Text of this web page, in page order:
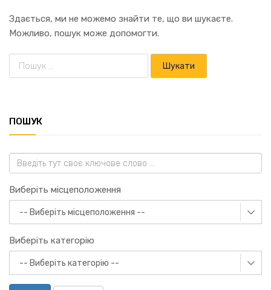
Здається, ми не можемо знайти те, що ви шукаєте.
Можливо, пошук може допомогти.
ПОШУК
Виберіть місцеположення
Виберіть категорію